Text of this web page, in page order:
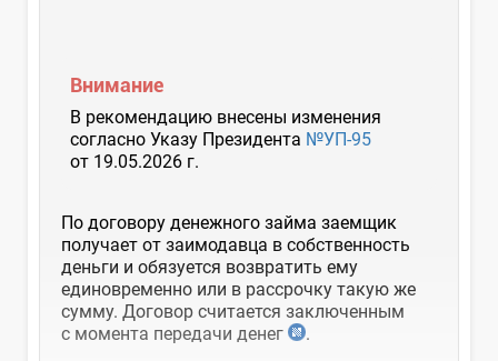
Внимание
В рекомендацию внесены изменения
согласно Указу Президента №УП-95
от 19.05.2026 г.
По договору денежного займа заемщик
получает от заимодавца в собственность
деньги и обязуется возвратить ему
единовременно или в рассрочку такую же
сумму. Договор считается заключенным
с момента передачи денег
.